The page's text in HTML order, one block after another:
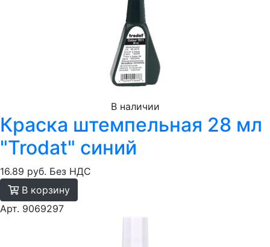
В наличии
Краска штемпельная 28 мл
"Trodat" синий
16.89 руб. Без НДС
В корзину
Арт. 9069297